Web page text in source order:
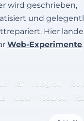
wird geschrieben,
und
Hier
Web-Experimente.
/ai /blogroll /
/now /podroll /